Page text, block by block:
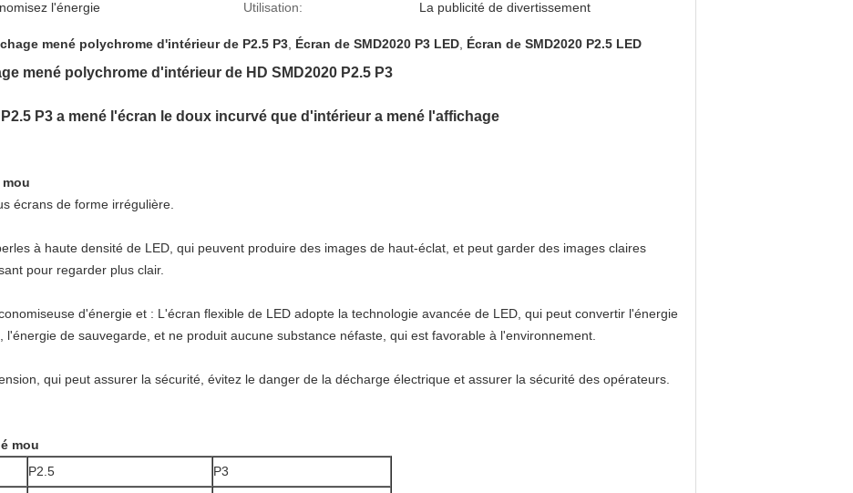
l'énergie Utilisation: La publicité de divertissement
mené polychrome d'intérieur de P2.5 P3 Écran de SMD2020 P3 LED Écran de SMD2020 P2.5 LED
mené polychrome d'intérieur de HD SMD2020 P2.5 P3
P3 a mené l'écran le doux incurvé que d'intérieur a mené l'affichage
écrans de forme irrégulière.
à haute densité de LED, qui peuvent produire des images de haut-éclat, et peut garder des images claires
pour regarder plus clair.
d'énergie et : L'écran flexible de LED adopte la technologie avancée de LED, qui peut convertir l'énergie
de sauvegarde, et ne produit aucune substance néfaste, qui est favorable à l'environnement.
qui peut assurer la sécurité, évitez le danger de la décharge électrique et assurer la sécurité des opérateurs.
mou
P2.5 P3